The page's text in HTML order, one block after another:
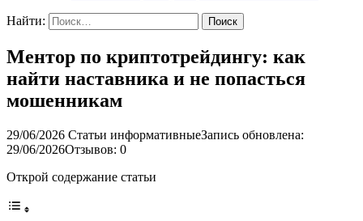
Найти:
Ментор по криптотрейдингу: как
найти наставника и не попасться
мошенникам
29/06/2026 Статьи информативныеЗапись обновлена:
29/06/2026Отзывов: 0
Открой содержание статьи